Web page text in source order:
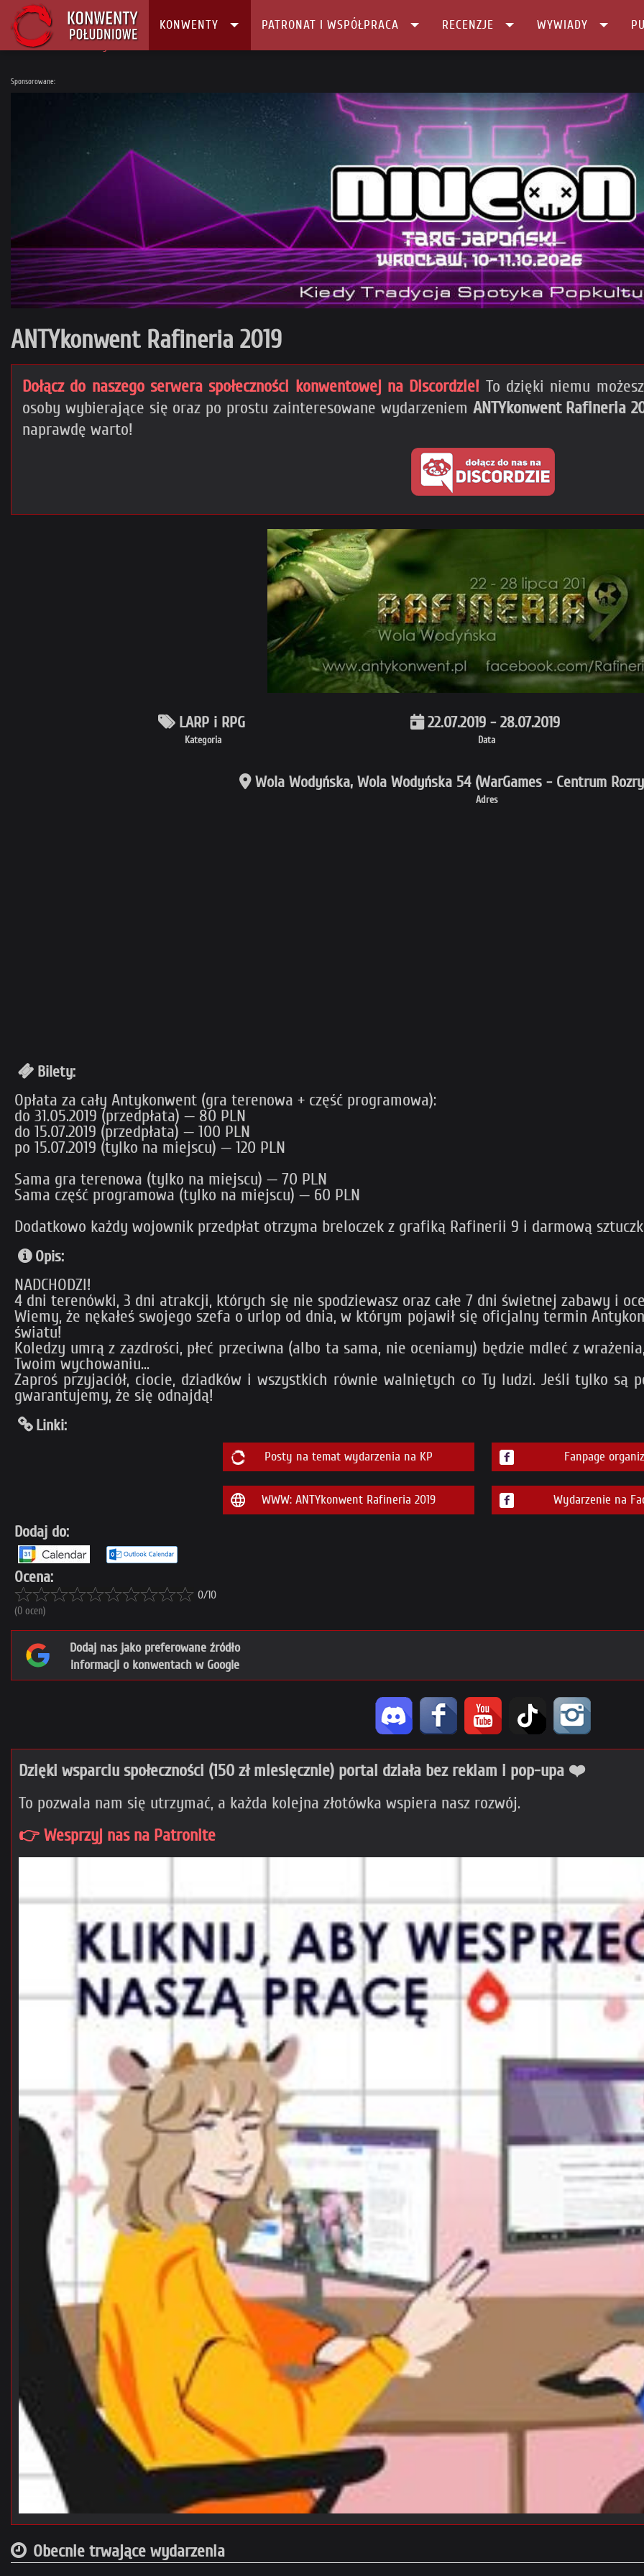
KONWENTY PATRONAT I WSPÓŁPRACA RECENZJE WYWIADY
Główna
Sponsorowane:
ANTYkonwent Rafineria 2019
Dołącz do naszego serwera społeczności konwentowej na Discordzie! To dzięki niemu
osoby wybierające się oraz po prostu zainteresowane wydarzeniem ANTYkonwent Rafineria
naprawdę warto!
Kategoria
LARP i RPG
Data
22.07.2019 - 28.07.2019
Adres
Wola Wodyńska, Wola Wodyńska 54 (WarGames - Centrum
Bilety:
Opłata za cały Antykonwent (gra terenowa + część programowa):
do 31.05.2019 (przedpłata) — 80 PLN
do 15.07.2019 (przedpłata) — 100 PLN
po 15.07.2019 (tylko na miejscu) — 120 PLN
Sama gra terenowa (tylko na miejscu) — 70 PLN
Sama część programowa (tylko na miejscu) — 60 PLN
Dodatkowo każdy wojownik przedpłat otrzyma breloczek z grafiką Rafinerii 9 i darmową
Opis:
NADCHODZI!
4 dni terenówki, 3 dni atrakcji, których się nie spodziewasz oraz całe 7 dni świetnej zabawy i
Wiemy, że nękałeś swojego szefa o urlop od dnia, w którym pojawił się oficjalny termin
światu!
Koledzy umrą z zazdrości, płeć przeciwna (albo ta sama, nie oceniamy) będzie mdleć z
Twoim wychowaniu...
Zaproś przyjaciół, ciocie, dziadków i wszystkich równie walniętych co Ty ludzi. Jeśli tylko
gwarantujemy, że się odnajdą!
Linki:
Posty na temat wydarzenia na KP Fanpage
WWW: ANTYkonwent Rafineria 2019 Wydarzenie na
Dodaj do:
Ocena:
0/10
(0 ocen)
Dodaj nas jako preferowane źródło
informacji o konwentach w Google
Dzięki wsparciu społeczności (150 zł miesięcznie) portal działa bez reklam i pop-upa ❤️
To pozwala nam się utrzymać, a każda kolejna złotówka wspiera nasz rozwój.
👉 Wesprzyj nas na Patronite
Obecnie trwające wydarzenia